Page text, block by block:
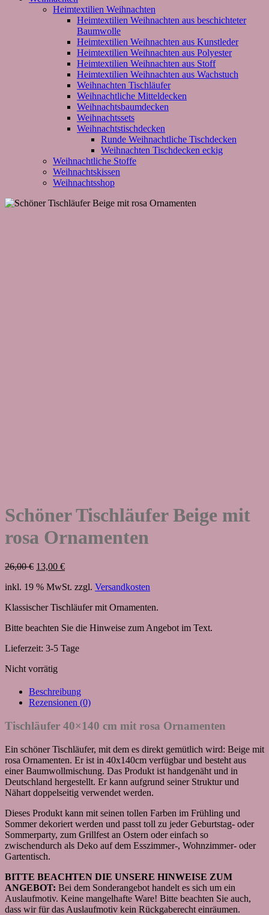
Heimtextilien Weihnachten
Heimtextilien Weihnachten aus beschichteter
Baumwolle
Heimtextilien Weihnachten aus Kunstleder
Heimtextilien Weihnachten aus Polyester
Heimtextilien Weihnachten aus Stoff
Heimtextilien Weihnachten aus Wachstuch
Weihnachten Tischläufer
Weihnachtliche Mitteldecken
Weihnachtsbaumdecken
Weihnachtssets
Weihnachtstischdecken
Runde Weihnachtliche Tischdecken
Weihnachten Tischdecken eckig
Weihnachtliche Stoffe
Weihnachtskissen
Weihnachtsshop
Schöner Tischläufer Beige mit
rosa Ornamenten
26,00€ Ursprünglicher
war:
13,00 €Aktueller
ist:
inkl. 19 % MwSt. zzgl. Versandkosten
Klassischer Tischläufer mit Ornamenten.
Bitte beachten Sie die Hinweise zum Angebot im Text.
Lieferzeit: 3-5 Tage
Nicht vorrätig
Beschreibung
Rezensionen (0)
Tischläufer 40×140 cm mit rosa Ornamenten
Ein schöner Tischläufer, mit dem es direkt gemütlich wird: Beige mit
rosa Ornamenten. Er ist in 40x140cm verfügbar und besteht aus
einer Baumwollmischung. Das Produkt ist handgenäht und in
Deutschland hergestellt. Er kann aufgrund seiner Struktur und
Nähart doppelseitig verwendet werden.
Dieses Produkt kann mit seinen tollen Farben im Frühling und
Sommer dekoriert werden und passt toll zu jeder Geburtstag- oder
Sommerparty, zum Grillfest an Ostern oder einfach so
zwischendurch als Deko auf dem Esszimmer-, Wohnzimmer- oder
Gartentisch.
BITTE BEACHTEN DIE UNSERE HINWEISE ZUM
ANGEBOT: Bei dem Sonderangebot handelt es sich um ein
Auslaufmotiv. Keine mangelhafte Ware! Bitte beachten Sie auch,
dass wir für das Auslaufmotiv kein Rückgaberecht einräumen.